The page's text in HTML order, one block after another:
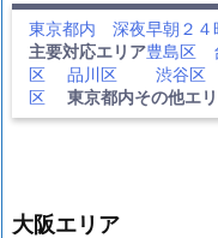
東京都内 深夜早朝２４
主要対応エリア豊島区
区
品川区 渋谷区
区
東京都内その他エ
大阪エリア